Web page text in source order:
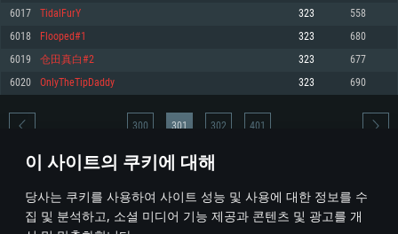
이 사이트의 쿠키에 대해
당사는 쿠키를 사용하여 사이트 성능 및 사용에 대한 정보를 수
집 및 분석하고, 소셜 미디어 기능 제공과 콘텐츠 및 광고를 개
570 혹은 그 이상
여유 저장 공간: 62.2 GB (전체 클라이언트)
네트워크: 브로드밴드 인터넷
여유 저장 공간: 62.2 GB (전체 클라이언트)
운영체제: Ubuntu 20.04 64bit
프로세서: Intel Core i7
메모리: 16 GB
그래픽 카드: Vulkan 을 지원하고, 최신 그래픽 드라이버를 지원하는 NVIDIA
1060 (6개월 미만) 혹은 그와 동급의 성능을 가지며 최신 그래픽 드라이버를
지원하는 AMD RX 570 (6개월 미만; 최소사양 지원 해상도 720p) 이상
여유 저장 공간: 62.2 GB (전체 클라이언트)
6017 TidalFurY 323 558
6018 Flooped#1 323 680
6019 仓田真白#2 323 677
6020 OnlyTheTipDaddy 323 690
* 순위표는 매일 1회 갱신됩니다
300 301 302 401